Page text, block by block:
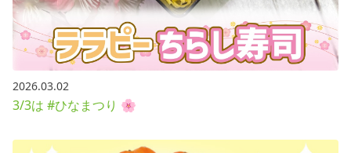
2026.03.02
3/3は #ひなまつり 🌸